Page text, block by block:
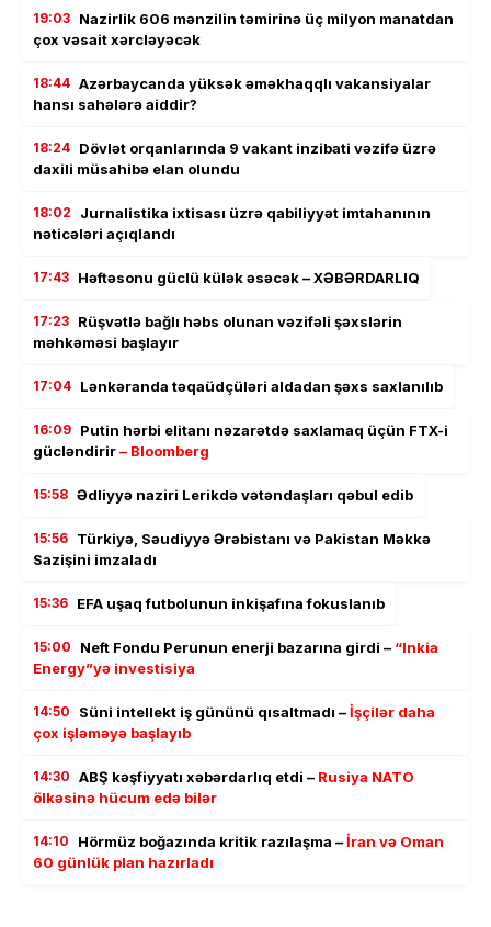
19:03 Nazirlik 606 mənzilin təmirinə üç milyon manatdan
çox vəsait xərcləyəcək
18:44 Azərbaycanda yüksək əməkhaqqlı vakansiyalar
hansı sahələrə aiddir?
18:24 Dövlət orqanlarında 9 vakant inzibati vəzifə üzrə
daxili müsahibə elan olundu
18:02
Jurnalistika ixtisası üzrə qabiliyyət imtahanının
nəticələri açıqlandı
17:43 Həftəsonu güclü külək əsəcək – XƏBƏRDARLIQ
17:23 Rüşvətlə bağlı həbs olunan vəzifəli şəxslərin
məhkəməsi başlayır
17:04 Lənkəranda təqaüdçüləri aldadan şəxs saxlanılıb
16:09 Putin hərbi elitanı nəzarətdə saxlamaq üçün FTX-i
gücləndirir– Bloomberg
15:58 Ədliyyə naziri Lerikdə vətəndaşları qəbul edib
15:56 Türkiyə, Səudiyyə Ərəbistanı və Pakistan Məkkə
Sazişini imzaladı
15:36 EFA uşaq futbolunun inkişafına fokuslanıb
15:00 Neft Fondu Perunun enerji bazarına girdi – “Inkia
Energy”yə investisiya
14:50 Süni intellekt iş gününü qısaltmadı –İşçilər daha
çox işləməyə başlayıb
14:30 ABŞ kəşfiyyatı xəbərdarlıq etdi – Rusiya NATO
ölkəsinə hücum edə bilər
14:10 Hörmüz boğazında kritik razılaşma –İran və Oman
60 günlük plan hazırladı